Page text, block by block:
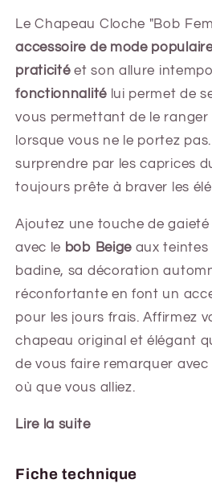
Le Chapeau Cloche "Bob
accessoire de mode
praticitéet son allure
fonctionnalitélui permet de
vous permettant de le
lorsque vous ne le portez
surprendre par les caprices
toujours prête à braver les
Ajoutez une touche de
avec le bob Beige aux teintes
badine, sa décoration
réconfortante en font un
pour les jours frais. Affirmez
chapeau original et élégant
de vous faire remarquer
où que vous alliez.
Lire la suite
Fiche technique